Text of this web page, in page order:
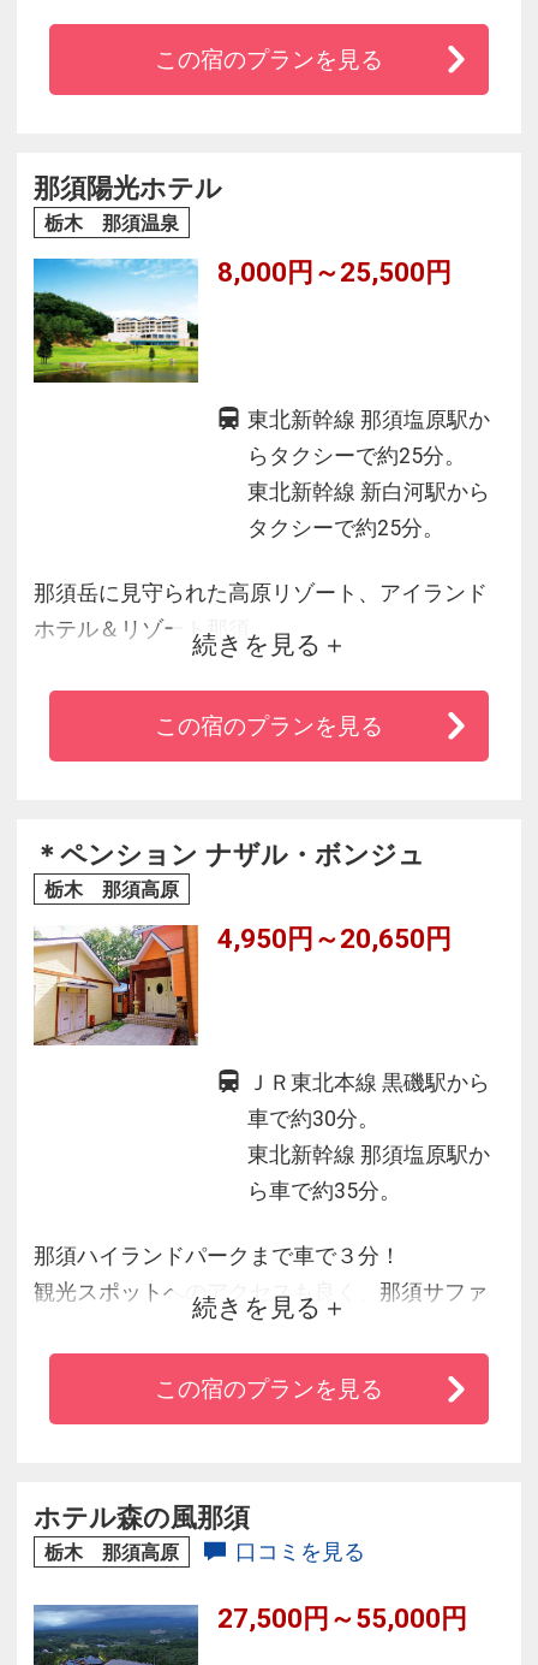
可）。JR宇都宮線・野崎駅より徒歩3分、東北自
動車道 矢板I.Cまたは東北自動車道 西那須野・塩
この宿のプランを見る
那須陽光ホテル
栃木 那須温泉
8,000円～25,500円
東北新幹線 那須塩原駅か
らタクシーで約25分。
東北新幹線 新白河駅から
タクシーで約25分。
那須岳に見守られた高原リゾート、アイランド
ホテル＆リゾート那須。
29のゲストルームすべてから連山を望み、ゆっ
たりとした間取りの室内は自室のようなくつろ
ぎがあります。
スティング・プログラムなど、健康と美をお土
産に。
続きを見る
この宿のプランを見る
＊ペンション ナザル・ボンジュ
栃木 那須高原
4,950円～20,650円
ＪＲ東北本線 黒磯駅から
車で約30分。
東北新幹線 那須塩原駅か
ら車で約35分。
那須ハイランドパークまで車で３分！
観光スポットへのアクセスも良く、那須サファ
リパーク，南が丘牧場，沼原湿原，乙女の滝な
どへお出かけしてみてはいかがですか？
那須の自然たっぷり！木々に囲まれた静かな環
お楽しみください。館内は無線ＬＡＮがご利用
できます。
続きを見る
この宿のプランを見る
ホテル森の風那須
栃木 那須高原 口コミを見る
27,500円～55,000円